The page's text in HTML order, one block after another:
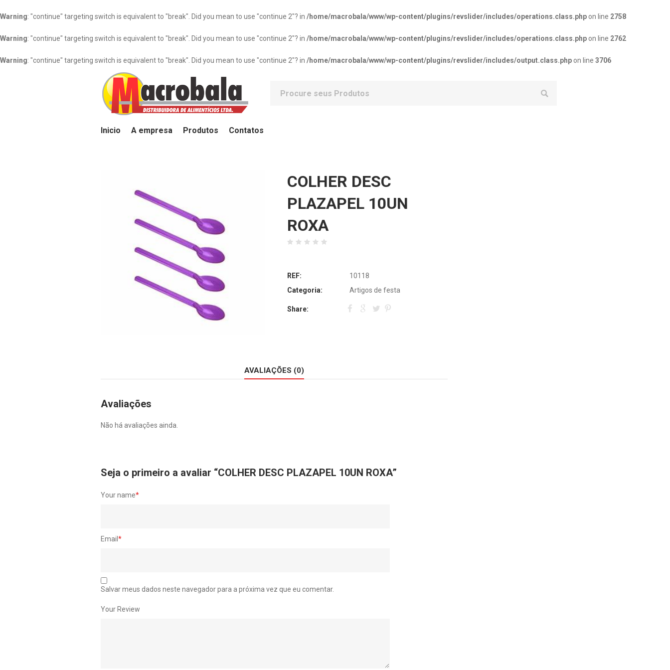
Warning: "continue" targeting switch is equivalent to "break". Did you mean to use "continue 2"? in /home/macrobala/www/wp-content/plugins/revslider/includes/operations.class.php on line 2758
Warning: "continue" targeting switch is equivalent to "break". Did you mean to use "continue 2"? in /home/macrobala/www/wp-content/plugins/revslider/includes/operations.class.php on line 2762
Warning: "continue" targeting switch is equivalent to "break". Did you mean to use "continue 2"? in /home/macrobala/www/wp-content/plugins/revslider/includes/output.class.php on line 3706
Inicio A empresa Produtos Contatos
COLHER DESC
PLAZAPEL 10UN
ROXA
REF:
10118
Categoria:
Artigos de festa
Share:
AVALIAÇÕES (0)
Avaliações
Não há avaliações ainda.
Seja o primeiro a avaliar “COLHER DESC PLAZAPEL 10UN ROXA”
Your name*
Email *
Salvar meus dados neste navegador para a próxima vez que eu comentar.
Your Review